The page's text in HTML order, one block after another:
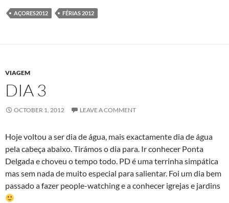
AÇORES2012 FÉRIAS 2012
VIAGEM
DIA 3
OCTOBER 1, 2012 LEAVE A COMMENT
Hoje voltou a ser dia de água, mais exactamente dia de água
pela cabeça abaixo. Tirámos o dia para. Ir conhecer Ponta
Delgada e choveu o tempo todo. PD é uma terrinha simpática
mas sem nada de muito especial para salientar. Foi um dia bem
passado a fazer people-watching e a conhecer igrejas e jardins